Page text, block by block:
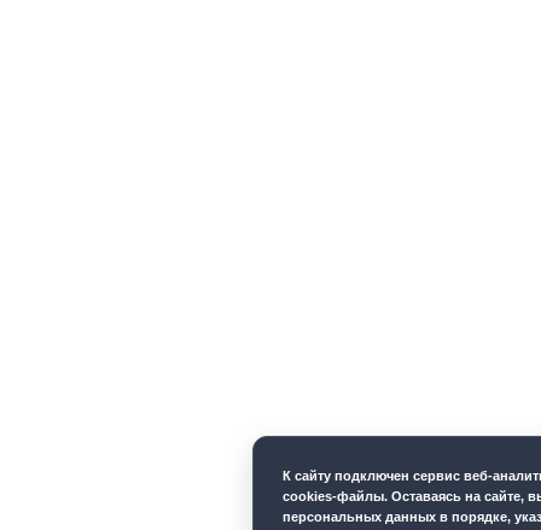
К cайту подключен сервис веб-
cookies-файлы. Оставаясь на сайте,
персональных данных в порядке,